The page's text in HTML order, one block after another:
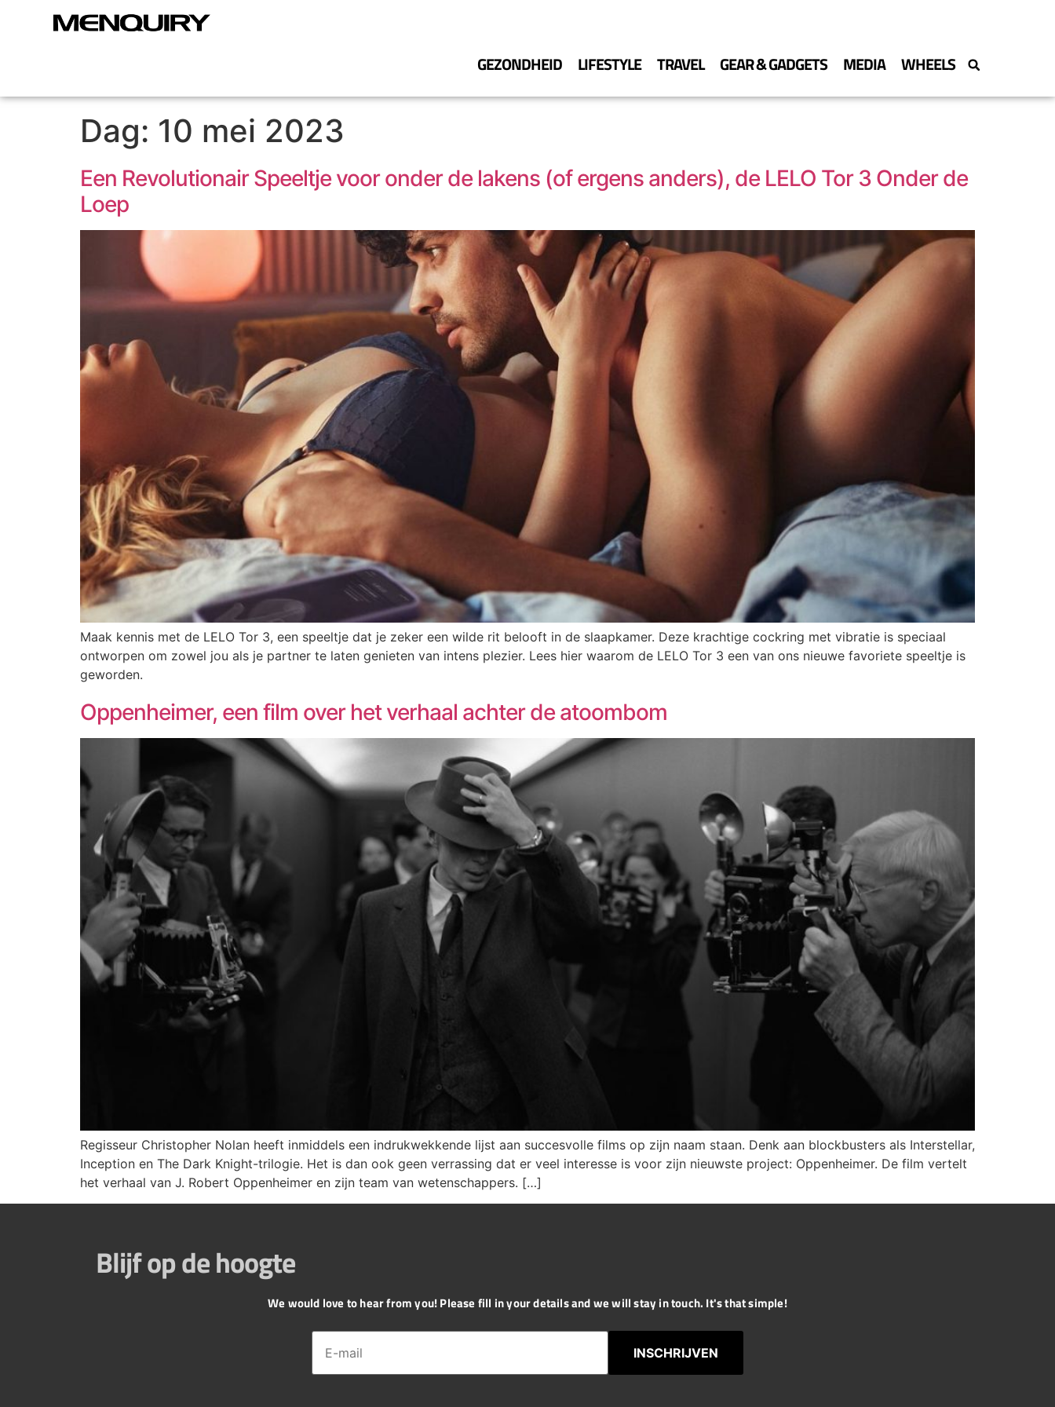
GEZONDHEID LIFESTYLE TRAVEL GEAR & GADGETS MEDIA WHEELS
Dag: 10 mei 2023
Een Revolutionair Speeltje voor onder de lakens (of ergens anders), de LELO Tor 3 Onder de
Loep
Maak kennis met de LELO Tor 3, een speeltje dat je zeker een wilde rit belooft in de slaapkamer. Deze krachtige cockring met vibratie is speciaal
ontworpen om zowel jou als je partner te laten genieten van intens plezier. Lees hier waarom de LELO Tor 3 een van ons nieuwe favoriete speeltje is
geworden.
Oppenheimer, een film over het verhaal achter de atoombom
Regisseur Christopher Nolan heeft inmiddels een indrukwekkende lijst aan succesvolle films op zijn naam staan. Denk aan blockbusters als Interstellar,
Inception en The Dark Knight-trilogie. Het is dan ook geen verrassing dat er veel interesse is voor zijn nieuwste project: Oppenheimer. De film vertelt
het verhaal van J. Robert Oppenheimer en zijn team van wetenschappers. […]
Blijf op de hoogte
We would love to hear from you! Please fill in your details and we will stay in touch. It's that simple!
INSCHRIJVEN